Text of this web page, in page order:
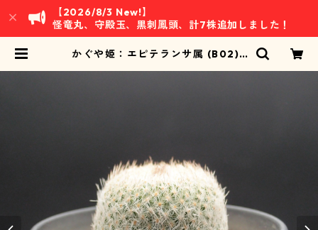
【2026/8/3 New!】
怪竜丸、守殿玉、黒刺鳳頭、計7株追加しました！
かぐや姫：エピテランサ属 (B02) |